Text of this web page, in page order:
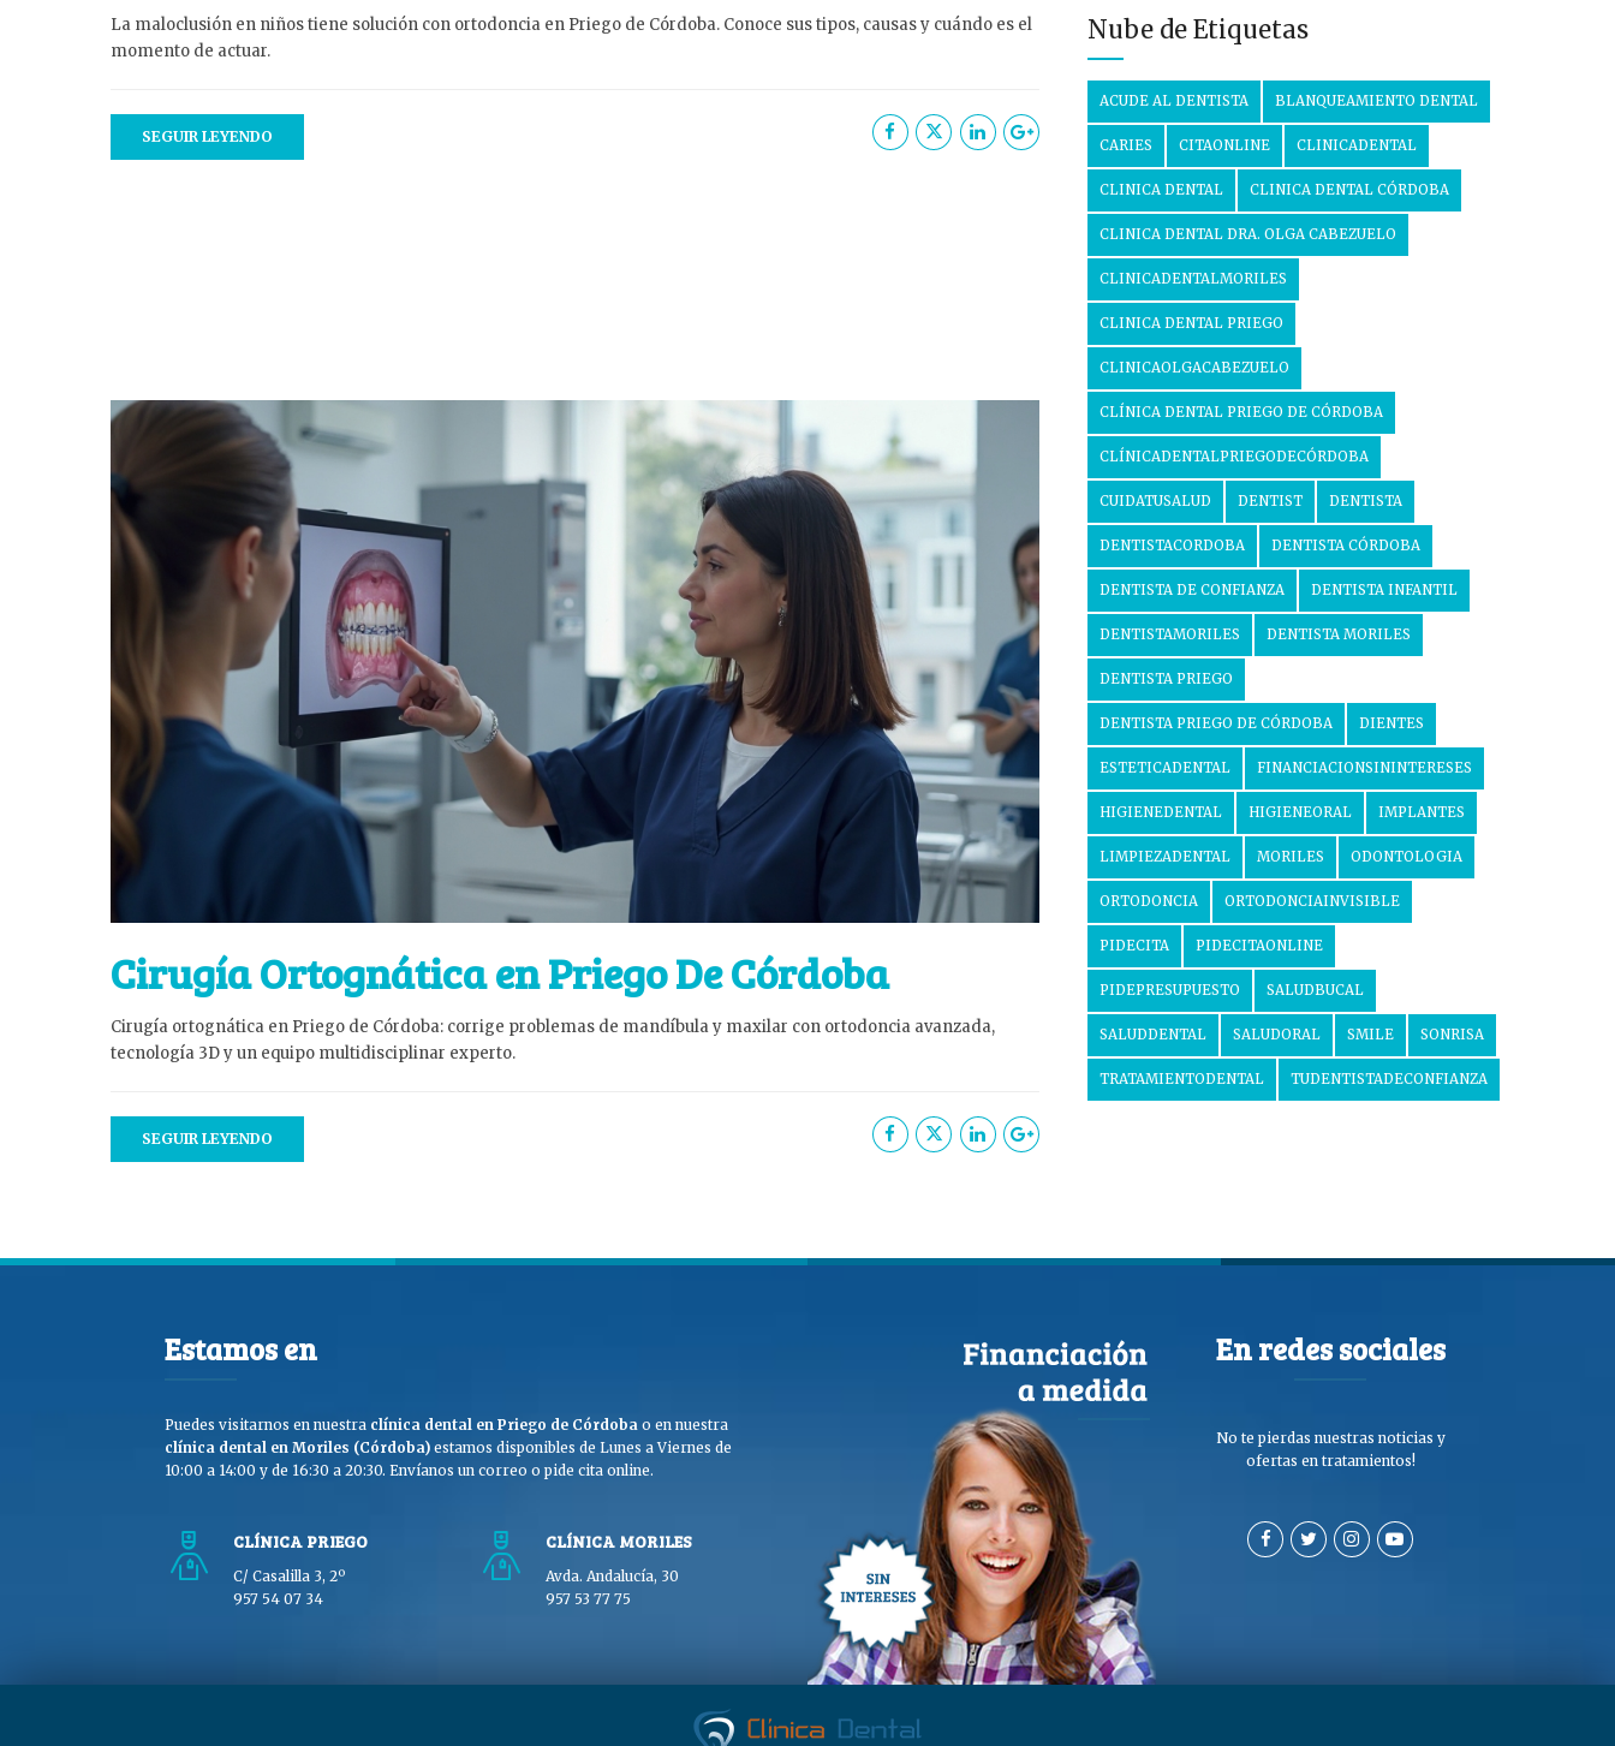
La maloclusión en niños tiene solución con ortodoncia en Priego de Córdoba. Conoce sus tipos, causas y cuándo es el
momento de actuar.
SEGUIR LEYENDO
Cirugía Ortognática en Priego De Córdoba
Cirugía ortognática en Priego de Córdoba: corrige problemas de mandíbula y maxilar con ortodoncia avanzada,
tecnología 3D y un equipo multidisciplinar experto.
SEGUIR LEYENDO
Nube de Etiquetas
ACUDE AL DENTISTA BLANQUEAMIENTO DENTAL
CARIES CITAONLINE CLINICADENTAL
CLINICA DENTAL CLINICA DENTAL CÓRDOBA
CLINICA DENTAL DRA. OLGA CABEZUELO
CLINICADENTALMORILES
CLINICA DENTAL PRIEGO
CLINICAOLGACABEZUELO
CLÍNICA DENTAL PRIEGO DE CÓRDOBA
CLÍNICADENTALPRIEGODECÓRDOBA
CUIDATUSALUD DENTIST DENTISTA
DENTISTACORDOBA DENTISTA CÓRDOBA
DENTISTA DE CONFIANZA DENTISTA INFANTIL
DENTISTAMORILES DENTISTA MORILES
DENTISTA PRIEGO
DENTISTA PRIEGO DE CÓRDOBA DIENTES
ESTETICADENTAL FINANCIACIONSININTERESES
HIGIENEDENTAL HIGIENEORAL IMPLANTES
LIMPIEZADENTAL MORILES ODONTOLOGIA
ORTODONCIA ORTODONCIAINVISIBLE
PIDECITA PIDECITAONLINE
PIDEPRESUPUESTO SALUDBUCAL
SALUDDENTAL SALUDORAL SMILE SONRISA
TRATAMIENTODENTAL TUDENTISTADECONFIANZA
Estamos en
Puedes visitarnos en nuestra clínica dental en Priego de Córdoba o en nuestra
clínica dental en Moriles (Córdoba) estamos disponibles de Lunes a Viernes de
10:00 a 14:00 y de 16:30 a 20:30. Envíanos un correo o pide cita online.
CLÍNICA PRIEGO
C/ Casalilla 3, 2º
957 54 07 34
CLÍNICA MORILES
Avda. Andalucía, 30
957 53 77 75
En redes sociales
No te pierdas nuestras noticias y
ofertas en tratamientos!